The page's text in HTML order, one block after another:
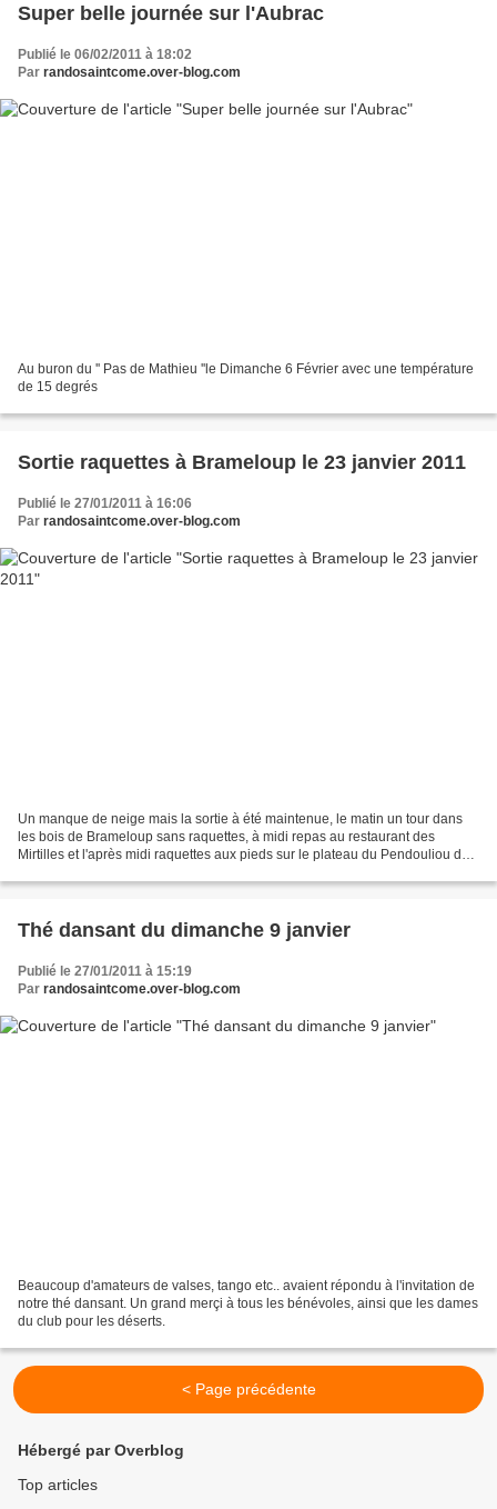
Super belle journée sur l'Aubrac
Publié le 06/02/2011 à 18:02
Par randosaintcome.over-blog.com
Au buron du '' Pas de Mathieu ''le Dimanche 6 Février avec une température
de 15 degrés
Sortie raquettes à Brameloup le 23 janvier 2011
Publié le 27/01/2011 à 16:06
Par randosaintcome.over-blog.com
Un manque de neige mais la sortie à été maintenue, le matin un tour dans
les bois de Brameloup sans raquettes, à midi repas au restaurant des
Mirtilles et l'après midi raquettes aux pieds sur le plateau du Pendouliou de
Thé dansant du dimanche 9 janvier
Publié le 27/01/2011 à 15:19
Par randosaintcome.over-blog.com
Beaucoup d'amateurs de valses, tango etc.. avaient répondu à l'invitation de
notre thé dansant. Un grand merçi à tous les bénévoles, ainsi que les dames
du club pour les déserts.
< Page précédente
Hébergé par Overblog
Top articles